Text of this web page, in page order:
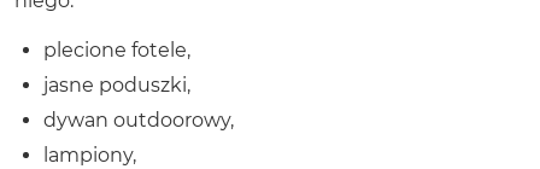
plecione fotele,
jasne poduszki,
dywan outdoorowy,
lampiony,